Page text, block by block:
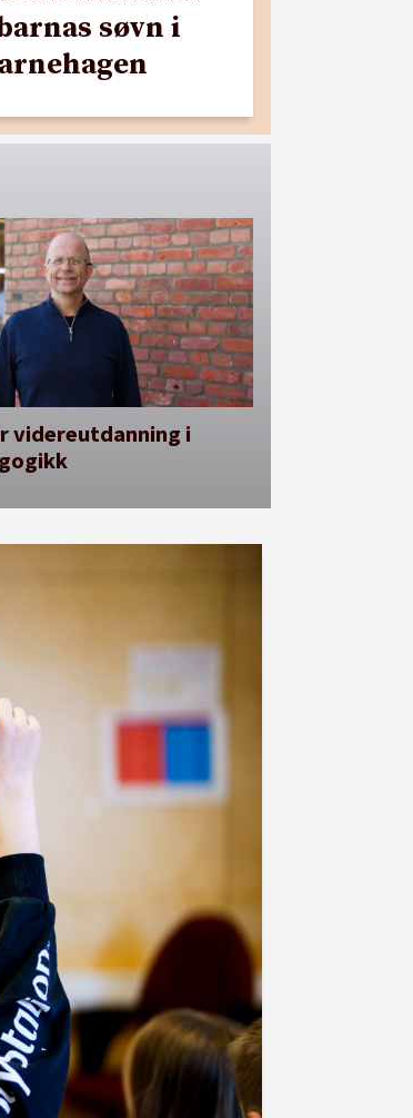
søvn i
videreutdanning i